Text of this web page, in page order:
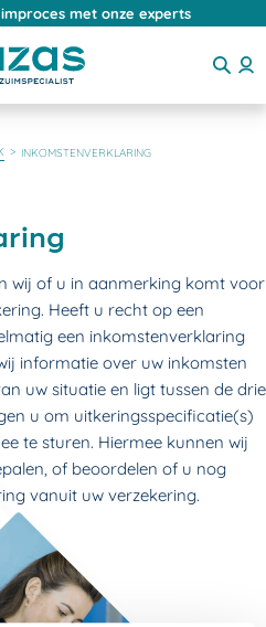
met onze experts
INKOMSTENVERKLARING
wij of u in aanmerking komt voor
Heeft u recht op een
een inkomstenverklaring
informatie over uw inkomsten
uw situatie en ligt tussen de drie
u om uitkeringsspecificatie(s)
te sturen. Hiermee kunnen wij
of beoordelen of u nog
vanuit uw verzekering.